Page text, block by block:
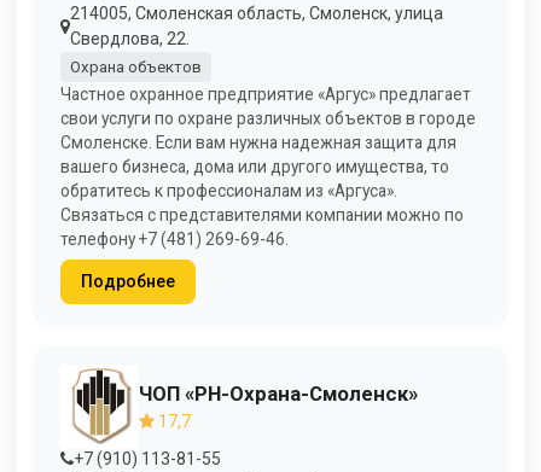
214005, Смоленская область, Смоленск, улица
Свердлова, 22.
Охрана объектов
Частное охранное предприятие «Аргус» предлагает
свои услуги по охране различных объектов в городе
Смоленске. Если вам нужна надежная защита для
вашего бизнеса, дома или другого имущества, то
обратитесь к профессионалам из «Аргуса».
Связаться с представителями компании можно по
телефону +7 (481) 269-69-46.
Подробнее
ЧОП «РН-Охрана-Смоленск»
17,7
+7 (910) 113-81-55